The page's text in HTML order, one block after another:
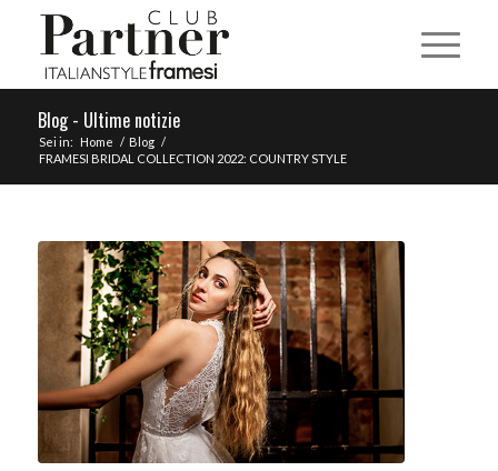
Blog - Ultime notizie
Sei in: Home / Blog /
FRAMESI BRIDAL COLLECTION 2022: COUNTRY STYLE